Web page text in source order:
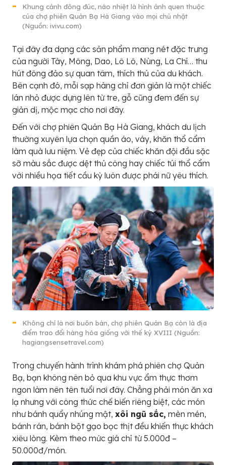
Khung cảnh đông đúc, náo nhiệt là hình ảnh quen thuộc
của chợ phiên Quản Bạ Hà Giang vào mọi chủ nhật
(Nguồn: ivivu.com)
Tại đây đa dạng các sản phẩm mang nét đặc trưng
của người Tày, Mông, Dao, Lô Lô, Nùng, La Chí… thu
hút đông đảo sự quan tâm, thích thú của du khách.
Bên cạnh đó, mỗi sạp hàng chỉ đơn giản là một chiếc
lán nhỏ được dựng lên từ tre, gỗ cũng đem đến sự
giản dị, mộc mạc cho nơi đây.
Đến với chợ phiên Quản Bạ Hà Giang, khách du lịch
thường xuyên lựa chọn quần áo, váy, khăn thổ cẩm
làm quà lưu niệm. Vẻ đẹp của chiếc khăn đội đầu sặc
sỡ màu sắc được dệt thủ công hay chiếc túi thổ cẩm
với nhiều họa tiết cầu kỳ luôn được phái nữ yêu thích.
Không chỉ là nơi buôn bán, chợ phiên Quản Bạ còn là địa
điểm trao đổi hàng hóa giống với thế kỷ XVIII (Nguồn:
hagiangsensetravel.com)
Trong chuyến hành trình khám phá phiên chợ Quản
Bạ, bạn không nên bỏ qua khu vực ẩm thực thơm
ngon làm nên tên tuổi nơi đây. Chẳng phải món ăn xa
lạ nhưng với công thức chế biến riêng biệt, các món
như bánh quẩy nhúng mật, xôi ngũ sắc, mèn mén,
bánh rán, bánh bột gạo bọc thịt đều khiến thực khách
xiêu lòng. Kèm theo mức giá chỉ từ 5.000đ –
50.000đ/món.